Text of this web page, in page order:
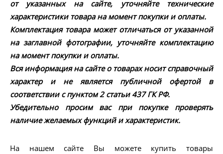
от указанных на сайте, уточняйте технические
характеристики товара на момент покупки и оплаты.
Комплектация товара может отличаться от указанной
на заглавной фотографии, уточняйте комплектацию
на момент покупки и оплаты.
Вся информация на сайте о товарах носит справочный
характер и не является публичной офертой в
соответствии с пунктом 2 статьи 437 ГК РФ.
Убедительно просим вас при покупке проверять
наличие желаемых функций и характеристик.
На нашем сайте Вы можете купить товары